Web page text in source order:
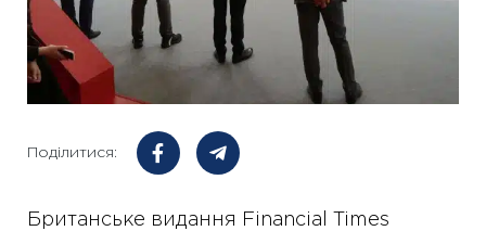
Поділитися:
Британське видання Financial Times